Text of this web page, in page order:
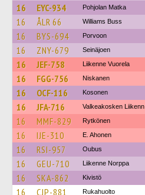
16 EYC-934 Pohjolan Matka
16 ÅLR 66 Williams Buss
16 BYS-694 Porvoon
16 ZNY-679 Seinäjoen
16 JEF-758 Liikenne Vuorela
16 FGG-756 Niskanen
16 OCF-116 Kosonen
16 JFA-716 Valkeakosken Liikenn
16 MMF-829 Rytkönen
16 IJE-310 E. Ahonen
16 RSI-957 Oubus
16 GEU-710 Liikenne Norppa
16 SKA-862 Kivistö
16 CJP-881 Rukahuolto